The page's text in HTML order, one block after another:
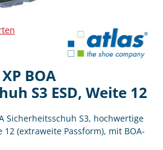
von 0 von 5 Sternen
BOA
S3 ESD, Weite 12
Sicherheitsschuh S3, hochwertige
(extraweite Passform), mit BOA-